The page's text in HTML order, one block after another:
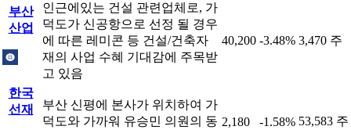
부산
산업
인근에있는 건설 관련업체로, 가
덕도가 신공항으로 선정 될 경우
에 따른 레미콘 등 건설/건축자
재의 사업 수혜 기대감에 주목받
고 있음
40,200 -3.48% 3,470 주
한국
선재
부산 신평에 본사가 위치하여 가
덕도와 가까워 유승민 의원의 동 2,180 -1.58% 53,583 주